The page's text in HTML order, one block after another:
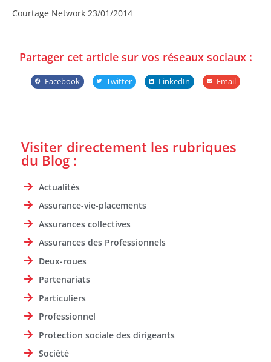
Courtage Network 23/01/2014
Partager cet article sur vos réseaux sociaux :
Facebook Twitter LinkedIn Email
Visiter directement les rubriques
du Blog :
Actualités
Assurance-vie-placements
Assurances collectives
Assurances des Professionnels
Deux-roues
Partenariats
Particuliers
Professionnel
Protection sociale des dirigeants
Société